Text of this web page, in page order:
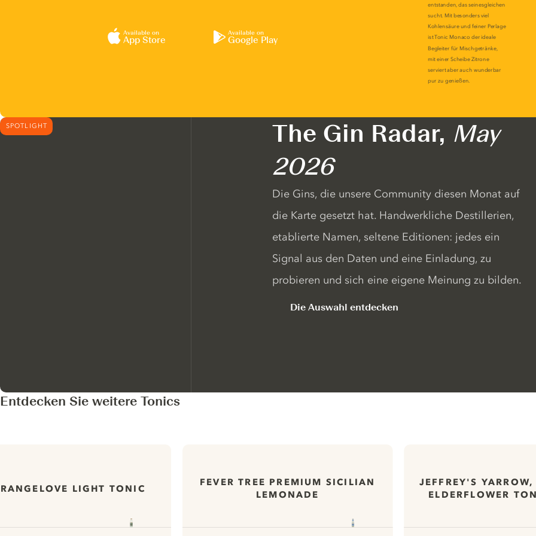
Available on
App Store
Available on
Google Play
SPOTLIGHT The Gin Radar, May
2026
Die Gins, die unsere Community diesen Monat auf
die Karte gesetzt hat. Handwerkliche Destillerien,
etablierte Namen, seltene Editionen: jedes ein
Signal aus den Daten und eine Einladung, zu
probieren und sich eine eigene Meinung zu bilden.
Die Auswahl entdecken
Entdecken Sie weitere Tonics
LIGHT TONIC
FEVER TREE PREMIUM SICILIAN
LEMONADE
JEFFREY'S
ELDERFLOWER